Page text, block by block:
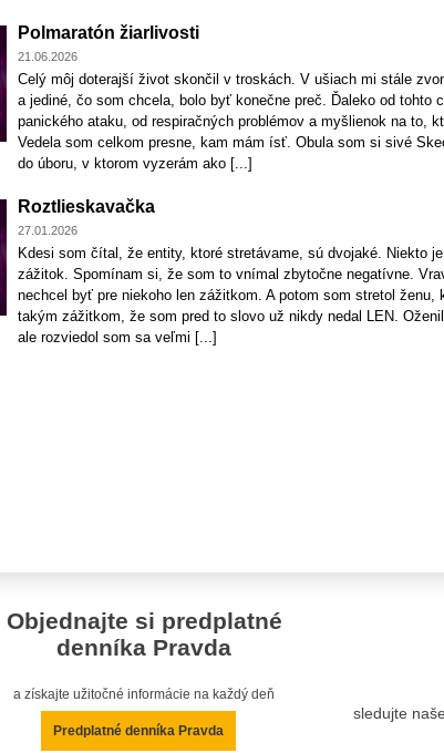
Polmaratón žiarlivosti
21.06.2026
Celý môj doterajší život skončil v troskách. V ušiach mi stále
a jediné, čo som chcela, bolo byť konečne preč. Ďaleko od tohto
panického ataku, od respiračných problémov a myšlienok na to,
Vedela som celkom presne, kam mám ísť. Obula som si sivé
do úboru, v ktorom vyzerám ako [...]
Roztlieskavačka
27.01.2026
Kdesi som čítal, že entity, ktoré stretávame, sú dvojaké. Niekto
zážitok. Spomínam si, že som to vnímal zbytočne negatívne.
nechcel byť pre niekoho len zážitkom. A potom som stretol ženu,
takým zážitkom, že som pred to slovo už nikdy nedal LEN.
ale rozviedol som sa veľmi [...]
Objednajte si predplatné
denníka Pravda
a získajte užitočné informácie na každý deň
Predplatné denníka Pravda
sledujte